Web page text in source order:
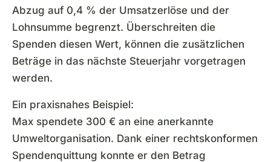
Abzug auf 0,4 % der Umsatzerlöse und der
Lohnsumme begrenzt. Überschreiten die
Spenden diesen Wert, können die zusätzlichen
Beträge in das nächste Steuerjahr vorgetragen
werden.
Ein praxisnahes Beispiel:
Max spendete 300 € an eine anerkannte
Umweltorganisation. Dank einer rechtskonformen
Spendenquittung konnte er den Betrag